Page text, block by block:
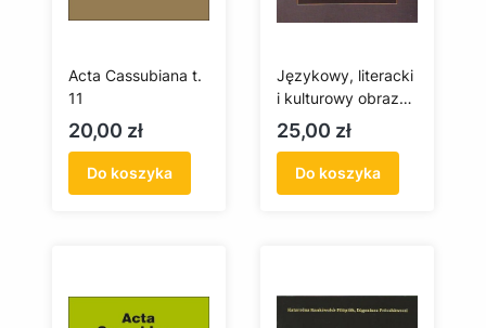
Acta Cassubiana t.
11
Cena
20,00 zł
Do koszyka
Językowy, literacki
i kulturowy obraz
Pomorza tom 1
Cena
25,00 zł
Do koszyka